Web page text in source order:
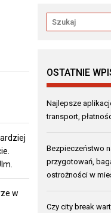
w
OSTATNIE
Najlepsze
transport,
Bezpieczeństwo
przygotowań,
ostrożności w
Czy city break